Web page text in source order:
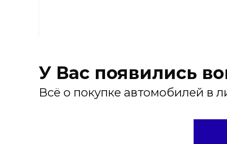
У Вас появились
Всё о покупке автомобилей в